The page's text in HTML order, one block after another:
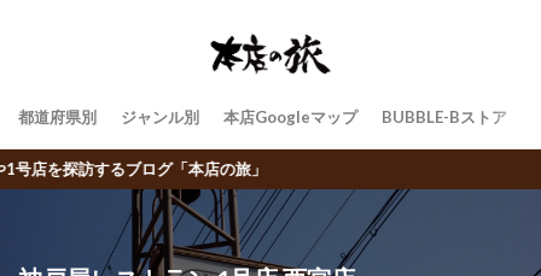
都道府県別 ジャンル別 本店Googleマップ BUBBLE-Bストア
旅」